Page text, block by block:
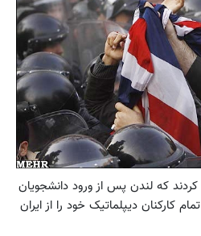
که لندن پس از ورود دانشجویان
کارکنان دیپلماتیک خود را از ایران